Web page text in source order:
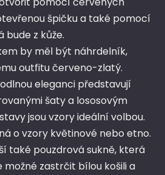
špičku a také pomocí
z kůže.
by měl být náhrdelník,
outfitu červeno-zlatý.
eleganci představují
šaty a lososovým
jsou vzory ideální volbou.
o vzory květinové nebo etno.
také pouzdrová sukně, která
možné zastrčit bílou košili a